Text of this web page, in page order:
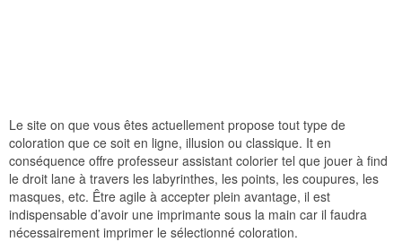
Le site on que vous êtes actuellement propose tout type de
coloration que ce soit en ligne, illusion ou classique. It en
conséquence offre professeur assistant colorier tel que jouer à find
le droit lane à travers les labyrinthes, les points, les coupures, les
masques, etc. Être agile à accepter plein avantage, il est
indispensable d’avoir une imprimante sous la main car il faudra
nécessairement imprimer le sélectionné coloration.